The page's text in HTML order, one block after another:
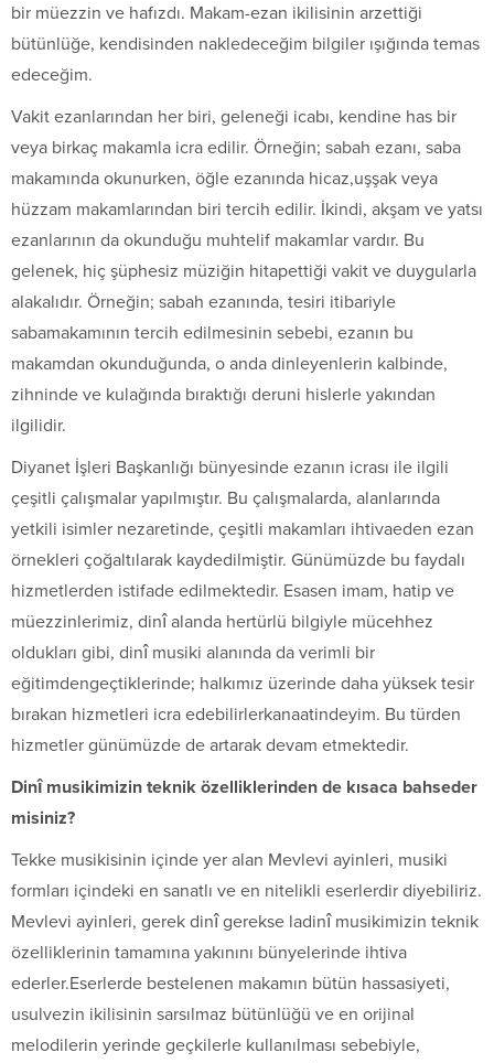
bir müezzin ve hafızdı. Makam-ezan ikilisinin arzettiği
bütünlüğe, kendisinden nakledeceğim bilgiler ışığında temas
edeceğim.
Vakit ezanlarından her biri, geleneği icabı, kendine has bir
veya birkaç makamla icra edilir. Örneğin; sabah ezanı, saba
makamında okunurken, öğle ezanında hicaz,uşşak veya
hüzzam makamlarından biri tercih edilir. İkindi, akşam ve yatsı
ezanlarının da okunduğu muhtelif makamlar vardır. Bu
gelenek, hiç şüphesiz müziğin hitapettiği vakit ve duygularla
alakalıdır. Örneğin; sabah ezanında, tesiri itibariyle
sabamakamının tercih edilmesinin sebebi, ezanın bu
makamdan okunduğunda, o anda dinleyenlerin kalbinde,
zihninde ve kulağında bıraktığı deruni hislerle yakından
ilgilidir.
Diyanet İşleri Başkanlığı bünyesinde ezanın icrası ile ilgili
çeşitli çalışmalar yapılmıştır. Bu çalışmalarda, alanlarında
yetkili isimler nezaretinde, çeşitli makamları ihtivaeden ezan
örnekleri çoğaltılarak kaydedilmiştir. Günümüzde bu faydalı
hizmetlerden istifade edilmektedir. Esasen imam, hatip ve
müezzinlerimiz, dinî alanda hertürlü bilgiyle mücehhez
oldukları gibi, dinî musiki alanında da verimli bir
eğitimdengeçtiklerinde; halkımız üzerinde daha yüksek tesir
bırakan hizmetleri icra edebilirlerkanaatindeyim. Bu türden
hizmetler günümüzde de artarak devam etmektedir.
Dinî musikimizin teknik özelliklerinden de kısaca bahseder
misiniz?
Tekke musikisinin içinde yer alan Mevlevi ayinleri, musiki
formları içindeki en sanatlı ve en nitelikli eserlerdir diyebiliriz.
Mevlevi ayinleri, gerek dinî gerekse ladinî musikimizin teknik
özelliklerinin tamamına yakınını bünyelerinde ihtiva
ederler.Eserlerde bestelenen makamın bütün hassasiyeti,
usulvezin ikilisinin sarsılmaz bütünlüğü ve en orijinal
melodilerin yerinde geçkilerle kullanılması sebebiyle,